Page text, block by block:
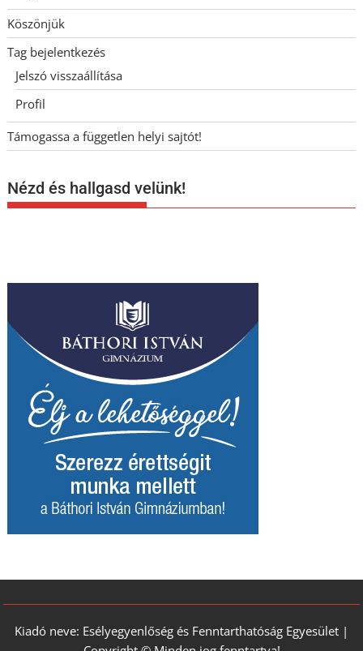
Köszönjük
Tag bejelentkezés
Jelszó visszaállítása
Profil
Támogassa a független helyi sajtót!
Nézd és hallgasd velünk!
Kiadó neve: Esélyegyenlőség és Fenntarthatóság Egyesület |